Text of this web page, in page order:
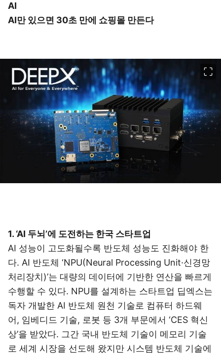
AI
AI만 있으면 30초 만에 쇼핑몰 만든다
1. ‘AI 두뇌’에 도전하는 한국 스타트업
AI 성능이 고도화될수록 반도체 성능도 진화해야 한
다. AI 반도체 ‘NPU(Neural Processing Unit·신경망
처리장치)’는 대량의 데이터에 기반한 연산을 빠르게
수행할 수 있다. NPU를 설계하는 스타트업 딥엑스는
독자 개발한 AI 반도체 원천 기술로 컴퓨터 하드웨
어, 임베디드 기술, 로봇 등 3개 부문에서 ‘CES 혁신
상’을 받았다. 그간 국내 반도체 기술이 메모리 기술
로 세계 시장을 선도해 왔지만 시스템 반도체 기술에